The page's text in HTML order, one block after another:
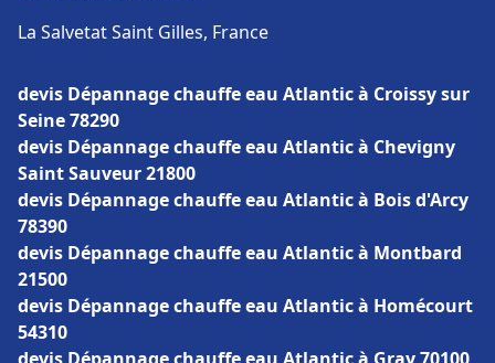
La Salvetat Saint Gilles, France
devis Dépannage chauffe eau Atlantic à Croissy sur
Seine 78290
devis Dépannage chauffe eau Atlantic à Chevigny
Saint Sauveur 21800
devis Dépannage chauffe eau Atlantic à Bois d'Arcy
78390
devis Dépannage chauffe eau Atlantic à Montbard
21500
devis Dépannage chauffe eau Atlantic à Homécourt
54310